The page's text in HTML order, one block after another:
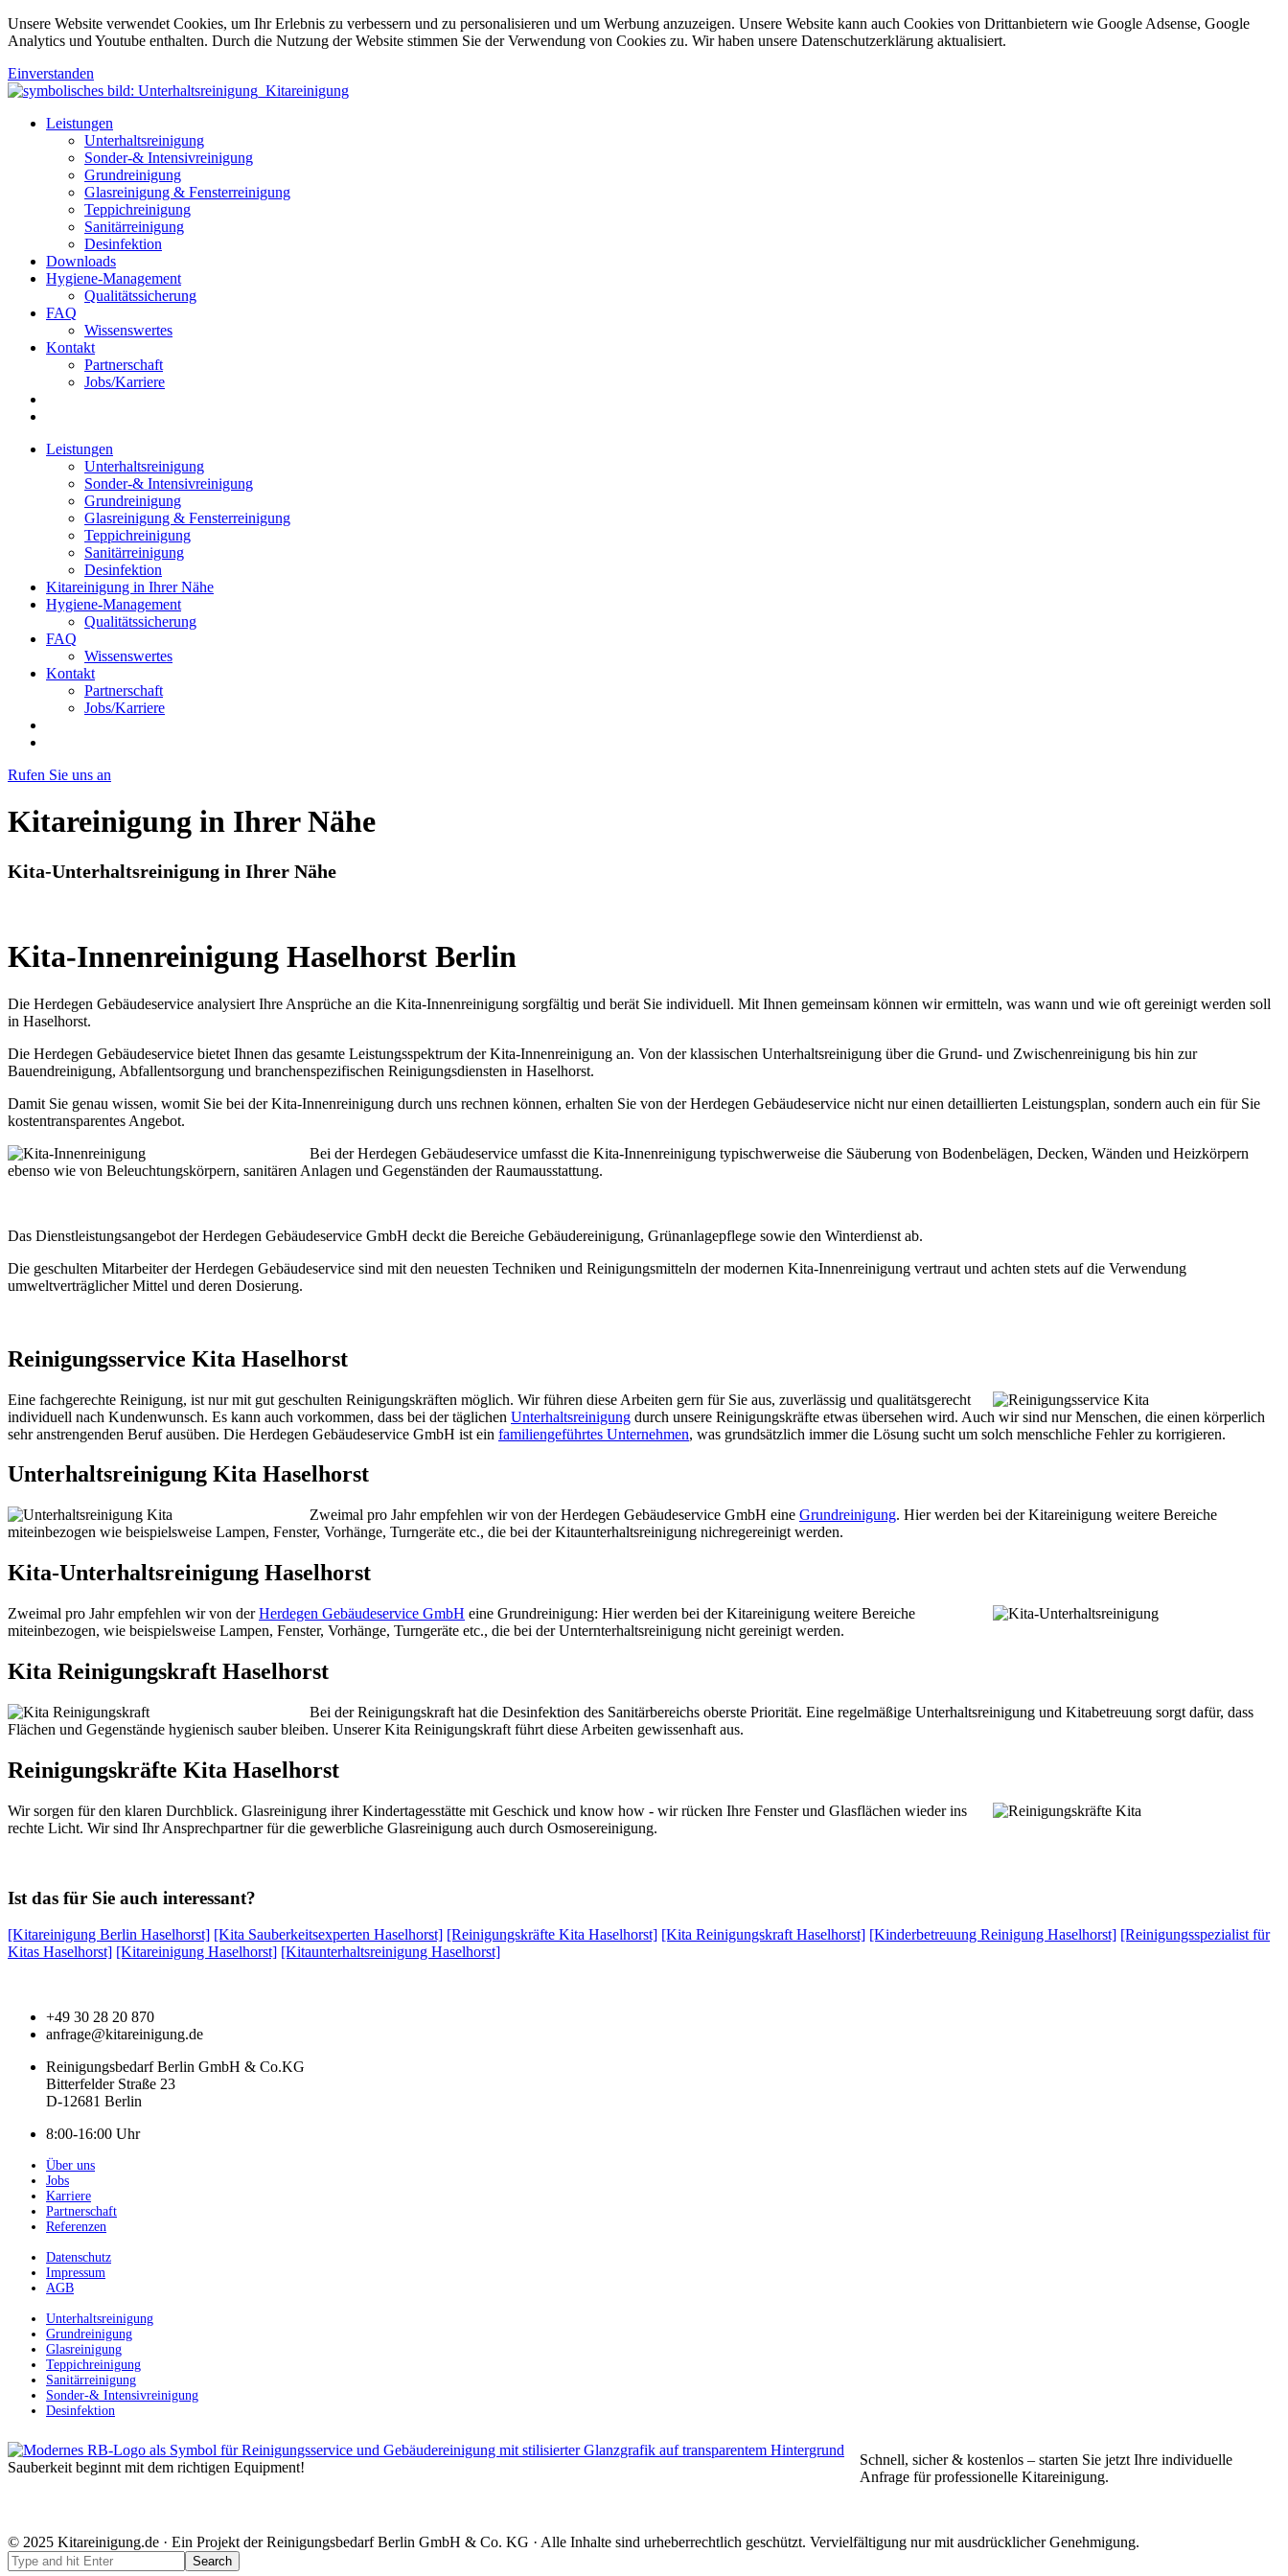
Unsere Website verwendet Cookies, um Ihr Erlebnis zu verbessern und zu personalisieren und um Werbung anzuzeigen. Unsere Website kann auch Cookies von Drittanbietern wie Google Adsense, Google
Analytics und Youtube enthalten. Durch die Nutzung der Website stimmen Sie der Verwendung von Cookies zu. Wir haben unsere Datenschutzerklärung aktualisiert.
Einverstanden
Leistungen
Unterhaltsreinigung
Sonder-& Intensivreinigung
Grundreinigung
Glasreinigung & Fensterreinigung
Teppichreinigung
Sanitärreinigung
Desinfektion
Downloads
Hygiene-Management
Qualitätssicherung
FAQ
Wissenswertes
Kontakt
Partnerschaft
Jobs/Karriere
Leistungen
Unterhaltsreinigung
Sonder-& Intensivreinigung
Grundreinigung
Glasreinigung & Fensterreinigung
Teppichreinigung
Sanitärreinigung
Desinfektion
Kitareinigung in Ihrer Nähe
Hygiene-Management
Qualitätssicherung
FAQ
Wissenswertes
Kontakt
Partnerschaft
Jobs/Karriere
Rufen Sie uns an
Kitareinigung in Ihrer Nähe
Kita-Unterhaltsreinigung in Ihrer Nähe
Kita-Innenreinigung Haselhorst Berlin
Die Herdegen Gebäudeservice analysiert Ihre Ansprüche an die Kita-Innenreinigung sorgfältig und berät Sie individuell. Mit Ihnen gemeinsam können wir ermitteln, was wann und wie oft gereinigt werden soll
in Haselhorst.
Die Herdegen Gebäudeservice bietet Ihnen das gesamte Leistungsspektrum der Kita-Innenreinigung an. Von der klassischen Unterhaltsreinigung über die Grund- und Zwischenreinigung bis hin zur
Bauendreinigung, Abfallentsorgung und branchenspezifischen Reinigungsdiensten in Haselhorst.
Damit Sie genau wissen, womit Sie bei der Kita-Innenreinigung durch uns rechnen können, erhalten Sie von der Herdegen Gebäudeservice nicht nur einen detaillierten Leistungsplan, sondern auch ein für Sie
kostentransparentes Angebot.
Bei der Herdegen Gebäudeservice umfasst die Kita-Innenreinigung typischwerweise die Säuberung von Bodenbelägen, Decken, Wänden und Heizkörpern
ebenso wie von Beleuchtungskörpern, sanitären Anlagen und Gegenständen der Raumausstattung.
Das Dienstleistungsangebot der Herdegen Gebäudeservice GmbH deckt die Bereiche Gebäudereinigung, Grünanlagepflege sowie den Winterdienst ab.
Die geschulten Mitarbeiter der Herdegen Gebäudeservice sind mit den neuesten Techniken und Reinigungsmitteln der modernen Kita-Innenreinigung vertraut und achten stets auf die Verwendung
umweltverträglicher Mittel und deren Dosierung.
Reinigungsservice Kita Haselhorst
Eine fachgerechte Reinigung, ist nur mit gut geschulten Reinigungskräften möglich. Wir führen diese Arbeiten gern für Sie aus, zuverlässig und qualitätsgerecht
individuell nach Kundenwunsch. Es kann auch vorkommen, dass bei der täglichen Unterhaltsreinigung durch unsere Reinigungskräfte etwas übersehen wird. Auch wir sind nur Menschen, die einen körperlich
sehr anstrengenden Beruf ausüben. Die Herdegen Gebäudeservice GmbH ist ein familiengeführtes Unternehmen, was grundsätzlich immer die Lösung sucht um solch menschliche Fehler zu korrigieren.
Unterhaltsreinigung Kita Haselhorst
Zweimal pro Jahr empfehlen wir von der Herdegen Gebäudeservice GmbH eine Grundreinigung. Hier werden bei der Kitareinigung weitere Bereiche
miteinbezogen wie beispielsweise Lampen, Fenster, Vorhänge, Turngeräte etc., die bei der Kitaunterhaltsreinigung nichregereinigt werden.
Kita-Unterhaltsreinigung Haselhorst
Zweimal pro Jahr empfehlen wir von derHerdegen Gebäudeservice GmbH eine Grundreinigung: Hier werden bei der Kitareinigung weitere Bereiche
miteinbezogen, wie beispielsweise Lampen, Fenster, Vorhänge, Turngeräte etc., die bei der Unternterhaltsreinigung nicht gereinigt werden.
Kita Reinigungskraft Haselhorst
Bei der Reinigungskraft hat die Desinfektion des Sanitärbereichs oberste Priorität. Eine regelmäßige Unterhaltsreinigung und Kitabetreuung sorgt dafür, dass
Flächen und Gegenstände hygienisch sauber bleiben. Unserer Kita Reinigungskraft führt diese Arbeiten gewissenhaft aus.
Reinigungskräfte Kita Haselhorst
Wir sorgen für den klaren Durchblick. Glasreinigung ihrer Kindertagesstätte mit Geschick und know how - wir rücken Ihre Fenster und Glasflächen wieder ins
rechte Licht. Wir sind Ihr Ansprechpartner für die gewerbliche Glasreinigung auch durch Osmosereinigung.
Ist das für Sie auch interessant?
[Kitareinigung Berlin Haselhorst] [Kita Sauberkeitsexperten Haselhorst] [Reinigungskräfte Kita Haselhorst] [Kita Reinigungskraft Haselhorst] [Kinderbetreuung Reinigung Haselhorst] [Reinigungsspezialist für
Kitas Haselhorst] [Kitareinigung Haselhorst] [Kitaunterhaltsreinigung Haselhorst]
+49 30 28 20 870
anfrage@kitareinigung.de
Reinigungsbedarf Berlin GmbH & Co.KG
Bitterfelder Straße 23
D-12681 Berlin
8:00-16:00 Uhr
Über uns
Jobs
Karriere
Partnerschaft
Referenzen
Datenschutz
Impressum
AGB
Unterhaltsreinigung
Grundreinigung
Glasreinigung
Teppichreinigung
Sanitärreinigung
Sonder-& Intensivreinigung
Desinfektion
Sauberkeit beginnt mit dem richtigen Equipment!
Schnell, sicher & kostenlos – starten Sie jetzt Ihre individuelle
Anfrage für professionelle Kitareinigung.
© 2025 Kitareinigung.de · Ein Projekt der Reinigungsbedarf Berlin GmbH & Co. KG · Alle Inhalte sind urheberrechtlich geschützt. Vervielfältigung nur mit ausdrücklicher Genehmigung.